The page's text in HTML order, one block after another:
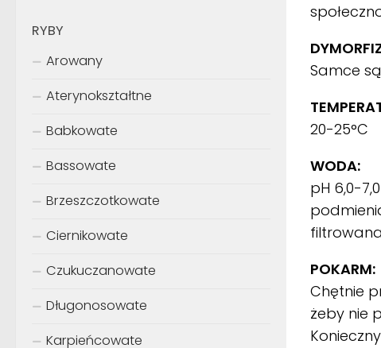
Samce
20-25°C
WODA:
pH 6,0-
POKARM:
Chętnie
żeby nie
RYBY
Arowany
Aterynokształtne
Babkowate
Bassowate
Brzeszczotkowate
Ciernikowate
Czukuczanowate
Długonosowate
Karpieńcowate